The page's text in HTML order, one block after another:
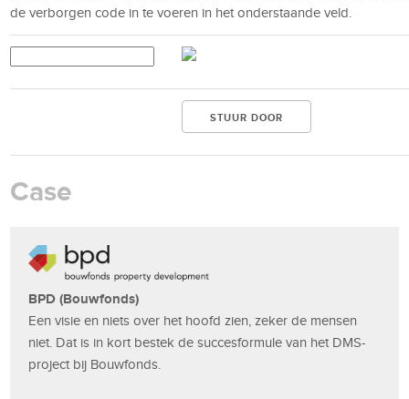
de verborgen code in te voeren in het onderstaande veld.
Case
BPD (Bouwfonds)
Een visie en niets over het hoofd zien, zeker de mensen
niet. Dat is in kort bestek de succesformule van het DMS-
project bij Bouwfonds.